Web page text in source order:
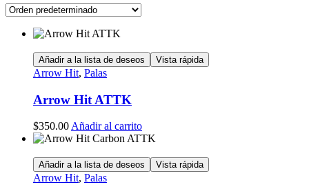
Añadir a la lista de deseos Vista rápida
Arrow Hit, Palas
Arrow Hit ATTK
$350.00Añadir al carrito
Añadir a la lista de deseos Vista rápida
Arrow Hit, Palas